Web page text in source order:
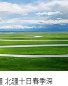
北疆十日春季深